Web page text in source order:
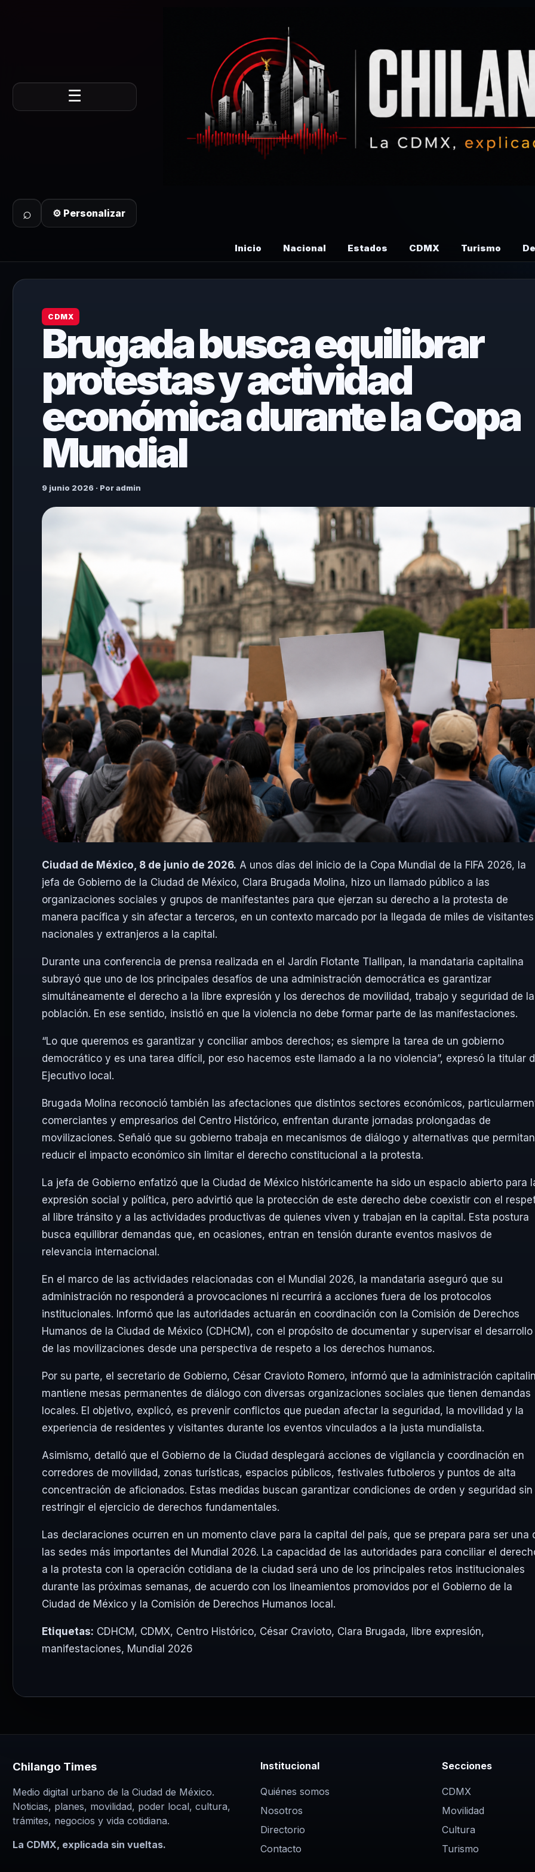
☰
⌕ ⚙ Personalizar
Inicio Nacional Estados CDMX Turismo
CDMX
Brugada busca equilibrar
protestas y actividad
económica durante la Copa
Mundial
9 junio 2026 · Por admin
Ciudad de México, 8 de junio de 2026. A unos días del inicio de la Copa Mundial de la FIFA 2026, la
jefa de Gobierno de la Ciudad de México, Clara Brugada Molina, hizo un llamado público a las
organizaciones sociales y grupos de manifestantes para que ejerzan su derecho a la protesta de
manera pacífica y sin afectar a terceros, en un contexto marcado por la llegada de miles de visitantes
nacionales y extranjeros a la capital.
Durante una conferencia de prensa realizada en el Jardín Flotante Tlallipan, la mandataria capitalina
subrayó que uno de los principales desafíos de una administración democrática es garantizar
simultáneamente el derecho a la libre expresión y los derechos de movilidad, trabajo y seguridad de la
población. En ese sentido, insistió en que la violencia no debe formar parte de las manifestaciones.
“Lo que queremos es garantizar y conciliar ambos derechos; es siempre la tarea de un gobierno
democrático y es una tarea difícil, por eso hacemos este llamado a la no violencia”, expresó la titular
Ejecutivo local.
Brugada Molina reconoció también las afectaciones que distintos sectores económicos,
comerciantes y empresarios del Centro Histórico, enfrentan durante jornadas prolongadas de
movilizaciones. Señaló que su gobierno trabaja en mecanismos de diálogo y alternativas que permitan
reducir el impacto económico sin limitar el derecho constitucional a la protesta.
La jefa de Gobierno enfatizó que la Ciudad de México históricamente ha sido un espacio abierto para
expresión social y política, pero advirtió que la protección de este derecho debe coexistir con el
al libre tránsito y a las actividades productivas de quienes viven y trabajan en la capital. Esta postura
busca equilibrar demandas que, en ocasiones, entran en tensión durante eventos masivos de
relevancia internacional.
En el marco de las actividades relacionadas con el Mundial 2026, la mandataria aseguró que su
administración no responderá a provocaciones ni recurrirá a acciones fuera de los protocolos
institucionales. Informó que las autoridades actuarán en coordinación con la Comisión de Derechos
Humanos de la Ciudad de México (CDHCM), con el propósito de documentar y supervisar el desarrollo
de las movilizaciones desde una perspectiva de respeto a los derechos humanos.
Por su parte, el secretario de Gobierno, César Cravioto Romero, informó que la administración
mantiene mesas permanentes de diálogo con diversas organizaciones sociales que tienen demandas
locales. El objetivo, explicó, es prevenir conflictos que puedan afectar la seguridad, la movilidad y la
experiencia de residentes y visitantes durante los eventos vinculados a la justa mundialista.
Asimismo, detalló que el Gobierno de la Ciudad desplegará acciones de vigilancia y coordinación en
corredores de movilidad, zonas turísticas, espacios públicos, festivales futboleros y puntos de alta
concentración de aficionados. Estas medidas buscan garantizar condiciones de orden y seguridad sin
restringir el ejercicio de derechos fundamentales.
Las declaraciones ocurren en un momento clave para la capital del país, que se prepara para ser una
las sedes más importantes del Mundial 2026. La capacidad de las autoridades para conciliar el
a la protesta con la operación cotidiana de la ciudad será uno de los principales retos institucionales
durante las próximas semanas, de acuerdo con los lineamientos promovidos por el Gobierno de la
Ciudad de México y la Comisión de Derechos Humanos local.
Etiquetas: CDHCM, CDMX, Centro Histórico, César Cravioto, Clara Brugada, libre expresión,
manifestaciones, Mundial 2026
Chilango Times
Medio digital urbano de la Ciudad de México.
Noticias, planes, movilidad, poder local, cultura,
trámites, negocios y vida cotidiana.
La CDMX, explicada sin vueltas.
Institucional
Quiénes somos
Nosotros
Directorio
Contacto
Secciones
CDMX
Movilidad
Cultura
Turismo